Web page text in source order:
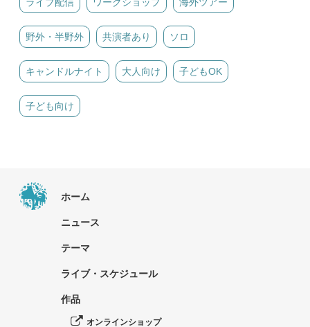
ライブ配信 ワークショップ 海外ツアー
野外・半野外 共演者あり ソロ
キャンドルナイト 大人向け 子どもOK
子ども向け
ホーム
ニュース
テーマ
ライブ・スケジュール
作品
オンラインショップ